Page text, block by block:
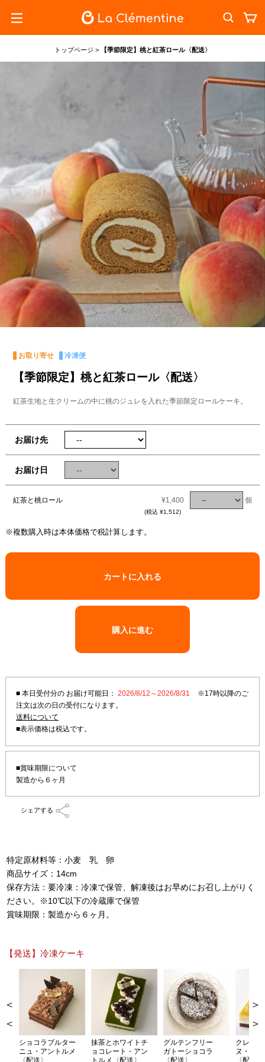
トップページ > 【季節限定】桃と紅茶ロール〈配送〉
【季節限定】桃と紅茶ロール〈配送〉
お取り寄せ 冷凍便
紅茶生地と生クリームの中に桃のジュレを入れた季節限定ロールケーキ。
お届け先
お届け日
紅茶と桃ロール ¥1,400
(税込 ¥1,512)
個
※複数購入時は本体価格で税計算します。
カートに入れる
購入に進む
■ 本日受付分の お届け可能日：2026/8/12～2026/8/31
※17時以降のご
注文は次の日の受付になります。
送料について
■賞味期限について
製造から６ヶ月
シェアする
特定原材料等：小麦 乳 卵
商品サイズ：14cm
保存方法：要冷凍：冷凍で保管、解凍後はお早めにお召し上がりく
ださい。※10℃以下の冷蔵庫で保管
賞味期限：製造から６ヶ月。
【発送】冷凍ケーキ
ショコラブルター
ニュ・アントルメ
〈配送〉
抹茶とホワイトチ
ョコレート・アン
トルメ〈配送〉
グルテンフリー
ガトーショコラ
〈配送〉
クレマ
ヌ・ア
〈配送〉
＜
＞